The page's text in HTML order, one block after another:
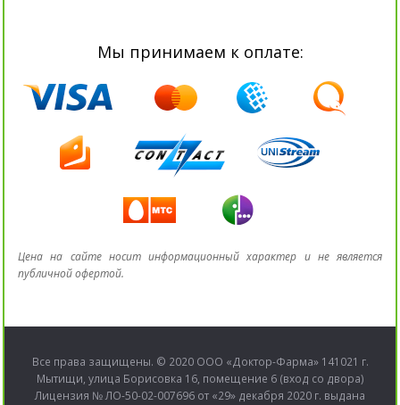
Мы принимаем к оплате:
Цена на сайте носит информационный характер и не является
публичной офертой.
Все права защищены. © 2020 ООО «Доктор-Фарма» 141021 г.
Мытищи, улица Борисовка 16, помещение 6 (вход со двора)
Лицензия № ЛО-50-02-007696 от «29» декабря 2020 г. выдана